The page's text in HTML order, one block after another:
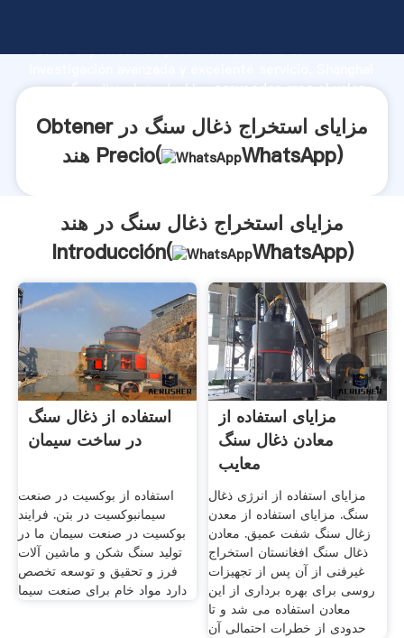
fuerte capacidad de producción, fuerza de
مزایای استخراج ذغال سنگ در هند proveedor crea el valor
Obtener مزایای استخراج ذغال سنگ در
هند Precio(
WhatsApp)
مزایای استخراج ذغال سنگ در هند
Introducción(
WhatsApp)
استفاده از ذغال سنگ
در ساخت سیمان
استفاده از بوکسیت در صنعت
سیمانبوکسیت در بتن. فرایند
بوکسیت در صنعت سیمان ما در
تولید سنگ شکن و ماشین آلات
فرز و تحقیق و توسعه تخصص
دارد مواد خام برای صنعت سیما
مزایای استفاده از
معادن ذغال سنگ
معایب
مزایای استفاده از انرژی ذغال
سنگ. مزایای استفاده از معدن
زغال سنگ شفت عمیق. معادن
ذغال سنگ افغانستان استخراج
غيرفنی از آن پس از تجهيزات
روسی برای بهره برداری از اين
معادن استفاده می شد و تا
حدودی از خطرات احتمالی آن